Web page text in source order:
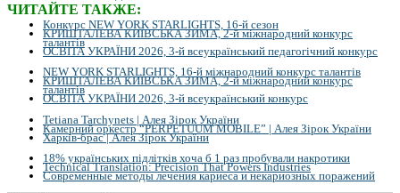
ЧИТАЙТЕ ТАКЖЕ:
Конкурс NEW YORK STARLIGHTS, 16-й сезон
КРИШТАЛЕВА КИЇВСЬКА ЗИМА, 2-й міжнародний конкурс
талантів
ОСВІТА УКРАЇНИ 2026, 3-й всеукраїнський педагогічний конкурс
NEW YORK STARLIGHTS, 16-й міжнародний конкурс талантів
КРИШТАЛЕВА КИЇВСЬКА ЗИМА, 2-й міжнародний конкурс
талантів
ОСВІТА УКРАЇНИ 2026, 3-й всеукраїнський конкурс
Tetiana Tarchynets | Алея Зірок України
Камерний оркестр “PERPETUUM MOBILE” | Алея Зірок України
Харків-брас | Алея Зірок України
18% українських підлітків хоча б 1 раз пробували накротики
Technical Translation: Precision That Powers Industries
Современные методы лечения кариеса и некариозных поражений